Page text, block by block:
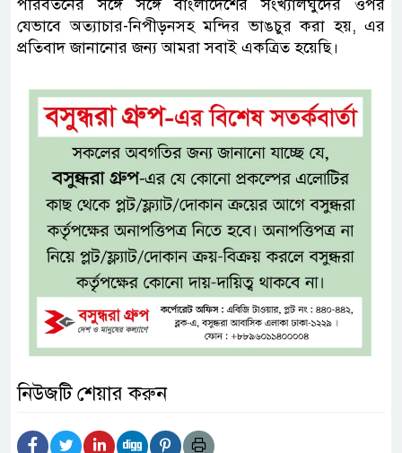
পরিবর্তনের সঙ্গে সঙ্গে বাংলাদেশের সংখ্যালঘুদের ওপর
যেভাবে অত্যাচার-নিপীড়নসহ মন্দির ভাঙচুর করা হয়, এর
প্রতিবাদ জানানোর জন্য আমরা সবাই একত্রিত হয়েছি।
নিউজটি শেয়ার করুন